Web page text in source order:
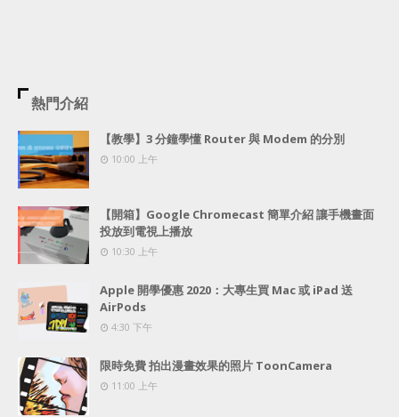
熱門介紹
【教學】3 分鐘學懂 Router 與 Modem 的分別
10:00 上午
【開箱】Google Chromecast 簡單介紹 讓手機畫面
投放到電視上播放
10:30 上午
Apple 開學優惠 2020：大專生買 Mac 或 iPad 送
AirPods
4:30 下午
限時免費 拍出漫畫效果的照片 ToonCamera
11:00 上午